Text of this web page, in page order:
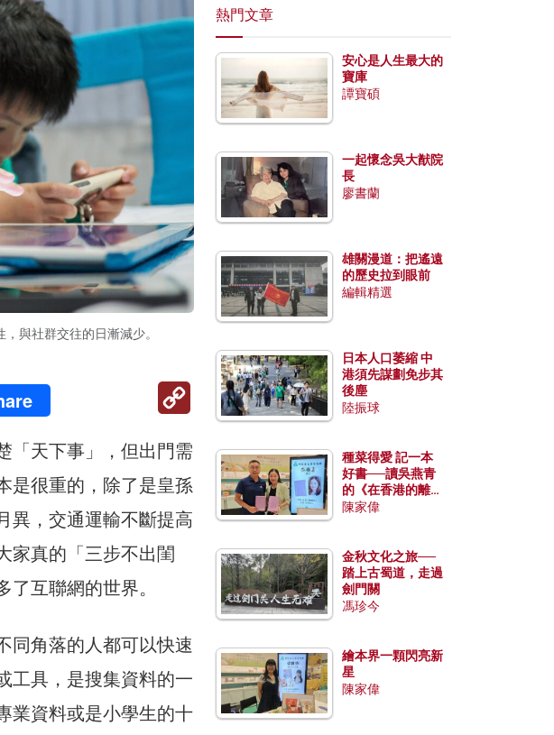
與社群交往的日漸減少。
Copy
「天下事」，但出門需
是很重的，除了是皇孫
異，交通運輸不斷提高
家真的「三步不出閨
互聯網的世界。
同角落的人都可以快速
工具，是搜集資料的一
業資料或是小學生的十
熱門文章
安心是人生最大的
寶庫
譚寶碩
一起懷念吳大猷院
長
廖書蘭
雄關漫道：把遙遠
的歷史拉到眼前
編輯精選
日本人口萎縮 中
港須先謀劃免步其
後塵
陸振球
種菜得愛 記一本
好書──讀吳燕青
的《在香港的離島
種菜》
陳家偉
金秋文化之旅──
踏上古蜀道，走過
劍門關
馮珍今
繪本界一顆閃亮新
星
陳家偉